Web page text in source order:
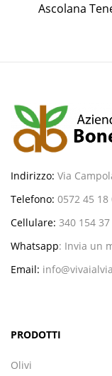
Ascolana
Indirizzo: Via
Telefono: 0572 45 18
Cellulare: 340 154
Whatsapp: Invia un
Email:
PRODOTTI
Olivi